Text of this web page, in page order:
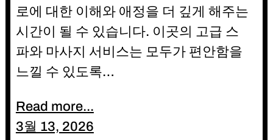
로에 대한 이해와 애정을 더 깊게 해주는
시간이 될 수 있습니다. 이곳의 고급 스
파와 마사지 서비스는 모두가 편안함을
느낄 수 있도록…
Read more...
3월 13, 2026